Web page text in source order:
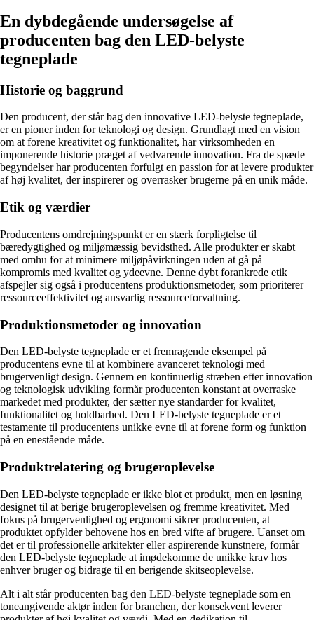
En dybdegående undersøgelse af
producenten bag den LED-belyste
tegneplade
Historie og baggrund
Den producent, der står bag den innovative LED-belyste tegneplade,
er en pioner inden for teknologi og design. Grundlagt med en vision
om at forene kreativitet og funktionalitet, har virksomheden en
imponerende historie præget af vedvarende innovation. Fra de spæde
begyndelser har producenten forfulgt en passion for at levere produkter
af høj kvalitet, der inspirerer og overrasker brugerne på en unik måde.
Etik og værdier
Producentens omdrejningspunkt er en stærk forpligtelse til
bæredygtighed og miljømæssig bevidsthed. Alle produkter er skabt
med omhu for at minimere miljøpåvirkningen uden at gå på
kompromis med kvalitet og ydeevne. Denne dybt forankrede etik
afspejler sig også i producentens produktionsmetoder, som prioriterer
ressourceeffektivitet og ansvarlig ressourceforvaltning.
Produktionsmetoder og innovation
Den LED-belyste tegneplade er et fremragende eksempel på
producentens evne til at kombinere avanceret teknologi med
brugervenligt design. Gennem en kontinuerlig stræben efter innovation
og teknologisk udvikling formår producenten konstant at overraske
markedet med produkter, der sætter nye standarder for kvalitet,
funktionalitet og holdbarhed. Den LED-belyste tegneplade er et
testamente til producentens unikke evne til at forene form og funktion
på en enestående måde.
Produktrelatering og brugeroplevelse
Den LED-belyste tegneplade er ikke blot et produkt, men en løsning
designet til at berige brugeroplevelsen og fremme kreativitet. Med
fokus på brugervenlighed og ergonomi sikrer producenten, at
produktet opfylder behovene hos en bred vifte af brugere. Uanset om
det er til professionelle arkitekter eller aspirerende kunstnere, formår
den LED-belyste tegneplade at imødekomme de unikke krav hos
enhver bruger og bidrage til en berigende skitseoplevelse.
Alt i alt står producenten bag den LED-belyste tegneplade som en
toneangivende aktør inden for branchen, der konsekvent leverer